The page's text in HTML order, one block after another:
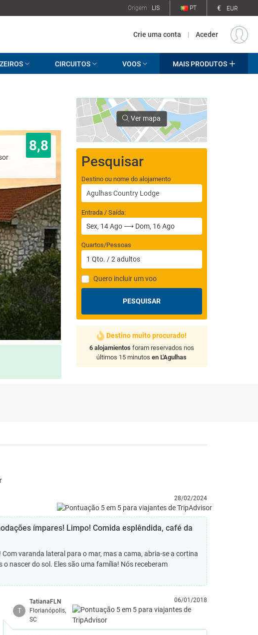
Origem LIS PT € EUR
Crie uma conta | Aceder
CIRCUITOS VOOS MAIS PRODUTOS
8,8
Ver mapa
Pesquisar
Destino ou nome do alojamento
Entrada / Saída:
Quartos/Pessoas
1 Qto. /2 adultos
Quero incluir um voo
PESQUISAR
Destino muito procurado!
6 alojamientos foram reservados nos
últimos 15 minutosen L'Agulhas
28/02/2024
ímpares! Limpo! Comida esplêndida, café da
varanda lateral para o mar, mas a cama, abria-se a cortina
nascer do sol. Eles são uma família! Nós receberam
T
TatianaFLN
Florianópolis,
SC
06/01/2018